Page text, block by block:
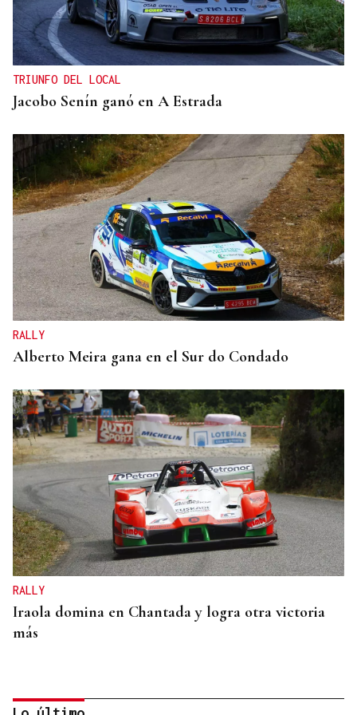
TRIUNFO DEL LOCAL
Jacobo Senín ganó en A Estrada
RALLY
Alberto Meira gana en el Sur do Condado
RALLY
Iraola domina en Chantada y logra otra victoria
más